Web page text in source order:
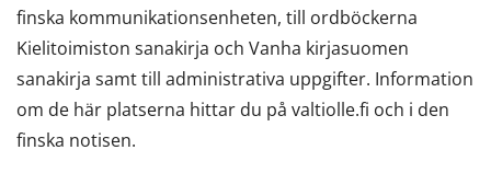
finska kommunikationsenheten, till ordböckerna
Kielitoimiston sanakirja och Vanha kirjasuomen
sanakirja samt till administrativa uppgifter. Information
om de här platserna hittar du på valtiolle.fi och i den
finska notisen.